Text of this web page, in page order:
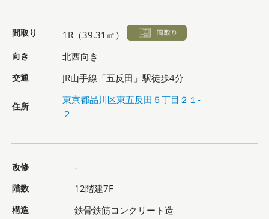
間取り 1R（39.31㎡）
向き 北西向き
交通 JR山手線「五反田」駅徒歩4分
住所
東京都品川区東五反田５丁目２１-
２
改修 -
階数 12階建7F
構造 鉄骨鉄筋コンクリート造